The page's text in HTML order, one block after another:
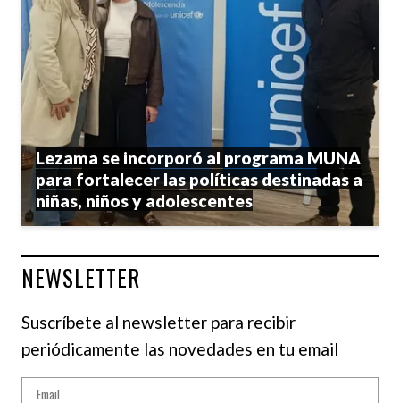
Lezama se incorporó al programa MUNA
para fortalecer las políticas destinadas a
niñas, niños y adolescentes
NEWSLETTER
Suscríbete al newsletter para recibir
periódicamente las novedades en tu email